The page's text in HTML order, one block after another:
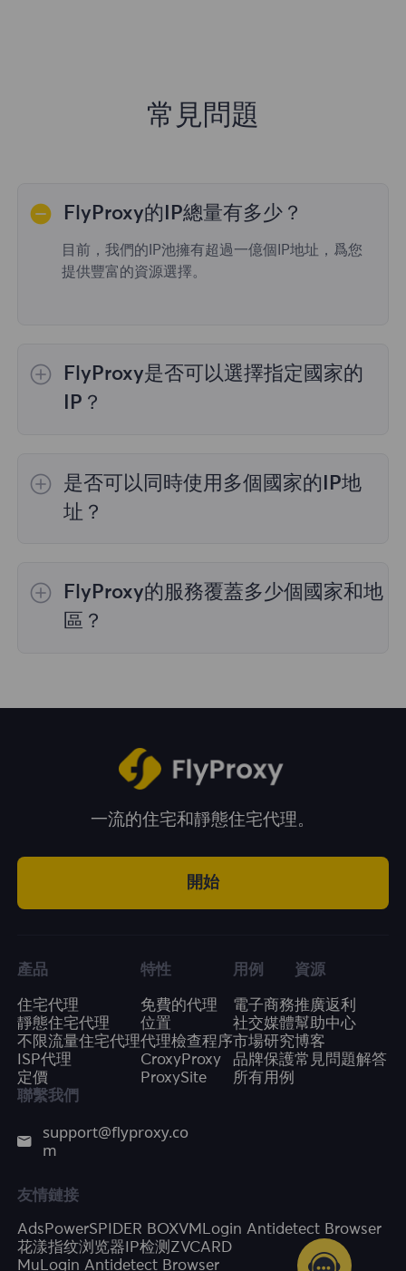
常見問題
FlyProxy的IP總量有多少？
目前，我們的IP池擁有超過一億個IP地址，爲您
提供豐富的資源選擇。
FlyProxy是否可以選擇指定國家的
IP？
的代理選擇； 靜態住宅代理提供36個國家的代
理，購買時您可以選擇所需的國家。
是否可以同時使用多個國家的IP地
址？
有用。您可以在管理面板中自由選擇和切換不同
國家的IP地址。
FlyProxy的服務覆蓋多少個國家和地
區？
一流的住宅和靜態住宅代理。
開始
產品
住宅代理
靜態住宅代理
不限流量住宅代理
ISP代理
定價
特性
免費的代理
位置
代理檢查程序
CroxyProxy
ProxySite
用例
電子商務
社交媒體
市場研究
品牌保護
所有用例
資源
推廣返利
幫助中心
博客
常見問題解答
聯繫我們
support@flyproxy.co
m
友情鏈接
AdsPowerSPIDER BOXVMLogin Antidetect Browser
花漾指纹浏览器 IP检测 ZVCARD
MuLogin Antidetect Browser